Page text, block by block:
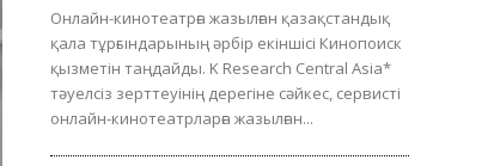
Онлайн-кинотеатрға жазылған қазақстандық
қала тұрғындарының әрбір екіншісі Кинопоиск
қызметін таңдайды. K Research Central Asia*
тәуелсіз зерттеуінің дерегіне сәйкес, сервисті
онлайн-кинотеатрларға жазылған...